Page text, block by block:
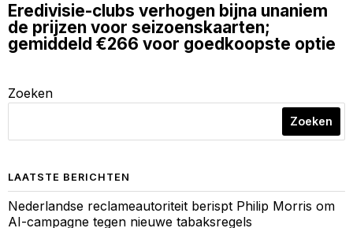
Eredivisie-clubs verhogen bijna unaniem
de prijzen voor seizoenskaarten;
gemiddeld €266 voor goedkoopste optie
Zoeken
Zoeken
LAATSTE BERICHTEN
Nederlandse reclameautoriteit berispt Philip Morris om
AI-campagne tegen nieuwe tabaksregels